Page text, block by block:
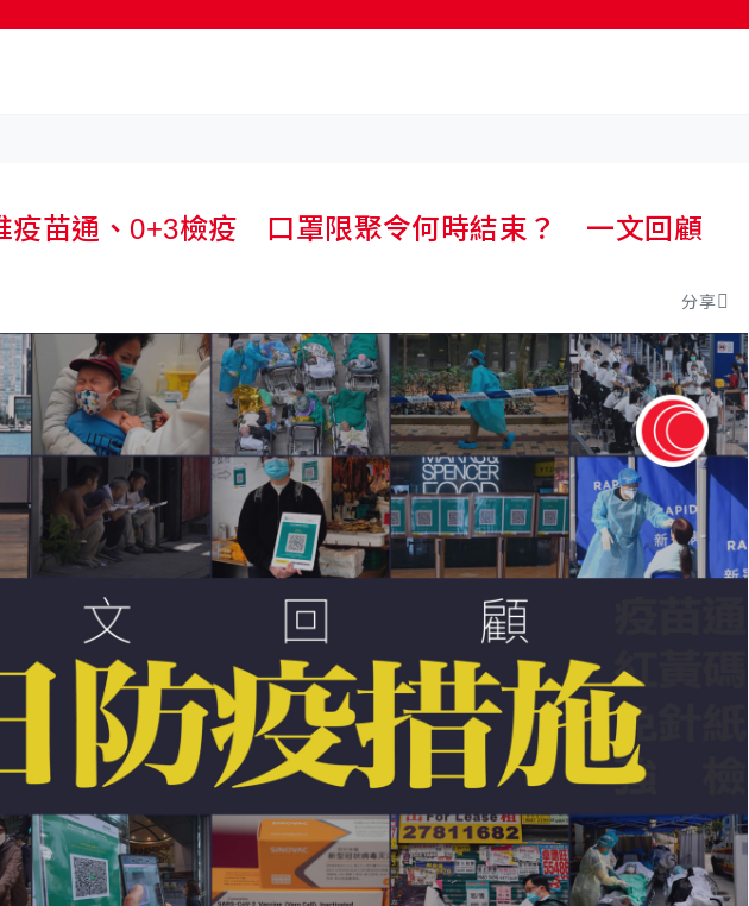
疫苗通、0+3檢疫 口罩限聚令何時結束？ 一文回顧
分享